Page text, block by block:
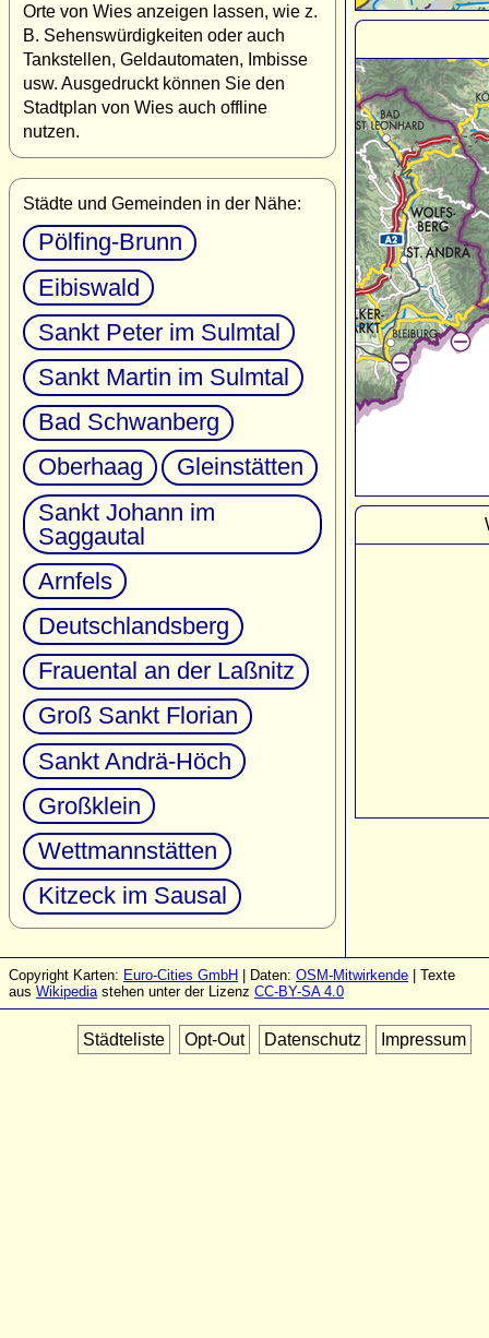
Orte von Wies anzeigen lassen, wie z.
B. Sehenswürdigkeiten oder auch
Tankstellen, Geldautomaten, Imbisse
usw. Ausgedruckt können Sie den
Stadtplan von Wies auch offline
nutzen.
Städte und Gemeinden in der Nähe:
Pölfing-Brunn
Eibiswald
Sankt Peter im Sulmtal
Sankt Martin im Sulmtal
Bad Schwanberg
Oberhaag
Gleinstätten
Sankt Johann im
Saggautal
Arnfels
Deutschlandsberg
Frauental an der Laßnitz
Groß Sankt Florian
Sankt Andrä-Höch
Großklein
Wettmannstätten
Kitzeck im Sausal
Copyright Karten: Euro-Cities GmbH | Daten: OSM-Mitwirkende | Texte
aus Wikipediastehen unter der Lizenz CC-BY-SA 4.0
Städteliste Opt-Out Datenschutz Impressum